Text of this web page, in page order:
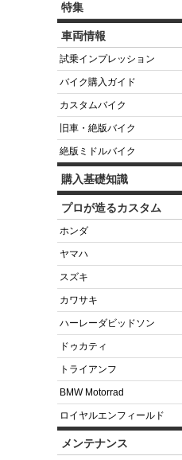
特集
車両情報
試乗インプレッション
バイク購入ガイド
カスタムバイク
旧車・絶版バイク
絶版ミドルバイク
購入基礎知識
プロが造るカスタム
ホンダ
ヤマハ
スズキ
カワサキ
ハーレーダビッドソン
ドゥカティ
トライアンフ
BMW Motorrad
ロイヤルエンフィールド
メンテナンス